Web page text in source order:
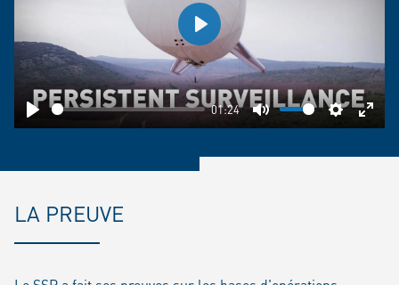
Play
01:24
Mute Settings
Play
LA PREUVE